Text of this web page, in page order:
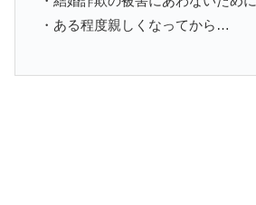
・ある程度親しくなってから…